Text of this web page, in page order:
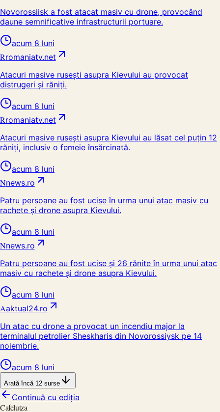
Novorossiisk a fost atacat masiv cu drone, provocând
daune semnificative infrastructurii portuare.
acum 8 luni
Rromaniatv.net
Atacuri masive rusești asupra Kievului au provocat
distrugeri și răniți.
acum 8 luni
Rromaniatv.net
Atacuri masive rusești asupra Kievului au lăsat cel puțin 12
răniți, inclusiv o femeie însărcinată.
acum 8 luni
Nnews.ro
Patru persoane au fost ucise în urma unui atac masiv cu
rachete și drone asupra Kievului.
acum 8 luni
Nnews.ro
Patru persoane au fost ucise și 26 rănite în urma unui atac
masiv cu rachete și drone asupra Kievului.
acum 8 luni
Aaktual24.ro
Un atac cu drone a provocat un incendiu major la
terminalul petrolier Sheskharis din Novorossiysk pe 14
noiembrie.
acum 8 luni
Arată încă 12 surse
Continuă cu ediția
Cafelutza